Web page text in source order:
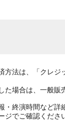
方法は、「クレジ
場合は、一般販
・終演時間など詳
ジでご確認くださ